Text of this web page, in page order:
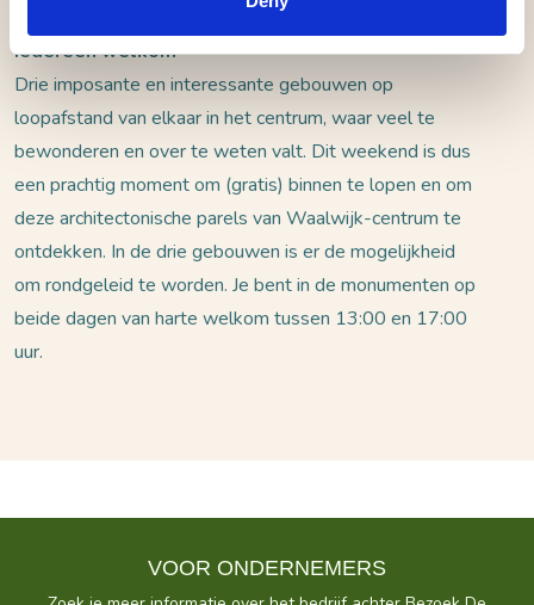
Iedereen welkom
Drie imposante en interessante gebouwen op
loopafstand van elkaar in het centrum, waar veel te
bewonderen en over te weten valt. Dit weekend is dus
een prachtig moment om (gratis) binnen te lopen en om
deze architectonische parels van Waalwijk-centrum te
ontdekken. In de drie gebouwen is er de mogelijkheid
om rondgeleid te worden. Je bent in de monumenten op
beide dagen van harte welkom tussen 13:00 en 17:00
uur.
VOOR ONDERNEMERS